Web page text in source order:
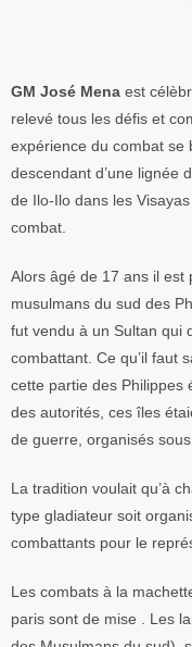
GM José Mena est
relevé tous les défis et
expérience du combat se
descendant d’une lignée
de Ilo-Ilo dans les
combat.
Alors âgé de 17 ans il est
musulmans du sud des
fut vendu à un Sultan qui
combattant. Ce qu’il faut
cette partie des Philippes
des autorités, ces îles
de guerre, organisés
La tradition voulait qu’à
type gladiateur soit
combattants pour le
Les combats à la
paris sont de mise . Les